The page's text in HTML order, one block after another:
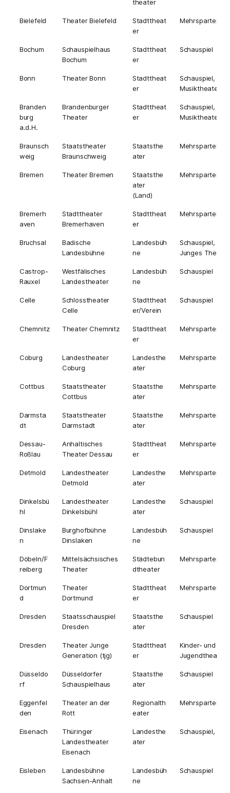
theater
Bielefeld Theater Bielefeld
Stadttheat
er
Mehrsparten
Bochum
Schauspielhaus
Bochum
Stadttheat
er
Schauspiel
Bonn Theater Bonn
Stadttheat
er
Schauspiel,
Musiktheater
Branden
burg
a.d.H.
Brandenburger
Theater
Stadttheat
er
Schauspiel,
Musiktheater
Braunsch
weig
Staatstheater
Braunschweig
Staatsthe
ater
Mehrsparten
Bremen Theater Bremen
Staatsthe
ater
(Land)
Mehrsparten
Bremerh
aven
Stadttheater
Bremerhaven
Stadttheat
er
Mehrsparten
Bruchsal
Badische
Landesbühne
Landesbüh
ne
Schauspiel,
Junges Theater
Castrop-
Rauxel
Westfälisches
Landestheater
Landesbüh
ne
Schauspiel
Celle
Schlosstheater
Celle
Stadttheat
er/Verein
Schauspiel
Chemnitz Theater Chemnitz
Stadttheat
er
Mehrsparten
Coburg
Landestheater
Coburg
Landesthe
ater
Mehrsparten
Cottbus
Staatstheater
Cottbus
Staatsthe
ater
Mehrsparten
Darmsta
dt
Staatstheater
Darmstadt
Staatsthe
ater
Mehrsparten
Dessau-
Roßlau
Anhaltisches
Theater Dessau
Stadttheat
er
Mehrsparten
Detmold
Landestheater
Detmold
Landesthe
ater
Mehrsparten
Dinkelsbü
hl
Landestheater
Dinkelsbühl
Landesthe
ater
Schauspiel
Dinslake
n
Burghofbühne
Dinslaken
Landesbüh
ne
Schauspiel
Döbeln/F
reiberg
Mittelsächsisches
Theater
Städtebun
dtheater
Mehrsparten
Dortmun
d
Theater
Dortmund
Stadttheat
er
Mehrsparten
Dresden
Staatsschauspiel
Dresden
Staatsthe
ater
Schauspiel
Dresden
Theater Junge
Generation (tjg)
Stadttheat
er
Kinder- und
Jugendtheater
Düsseldo
rf
Düsseldorfer
Schauspielhaus
Staatsthe
ater
Schauspiel
Eggenfel
den
Theater an der
Rott
Regionalth
eater
Mehrsparten
Eisenach
Thüringer
Landestheater
Eisenach
Landesthe
ater
Schauspiel,
Eisleben
Landesbühne
Sachsen-Anhalt
Landesbüh
ne
Schauspiel